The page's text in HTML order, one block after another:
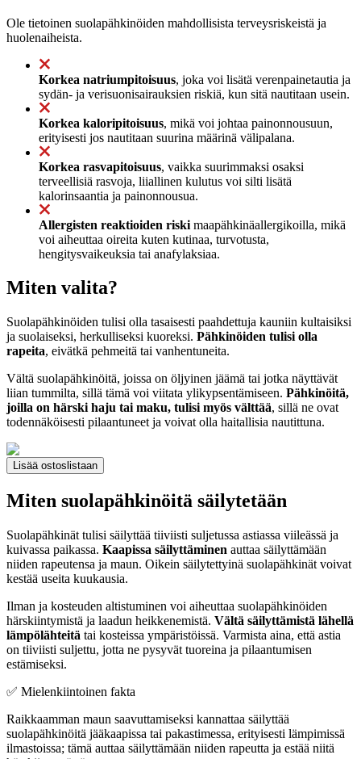
Ole tietoinen suolapähkinöiden mahdollisista terveysriskeistä ja
huolenaiheista.
Korkea natriumpitoisuus, joka voi lisätä verenpainetautia ja
sydän- ja verisuonisairauksien riskiä, kun sitä nautitaan usein.
Korkea kaloripitoisuus, mikä voi johtaa painonnousuun,
erityisesti jos nautitaan suurina määrinä välipalana.
Korkea rasvapitoisuus, vaikka suurimmaksi osaksi
terveellisiä rasvoja, liiallinen kulutus voi silti lisätä
kalorinsaantia ja painonnousua.
Allergisten reaktioiden riski maapähkinäallergikoilla, mikä
voi aiheuttaa oireita kuten kutinaa, turvotusta,
hengitysvaikeuksia tai anafylaksiaa.
Miten valita?
Suolapähkinöiden tulisi olla tasaisesti paahdettuja kauniin kultaisiksi
ja suolaiseksi, herkulliseksi kuoreksi. Pähkinöiden tulisi olla
rapeita, eivätkä pehmeitä tai vanhentuneita.
Vältä suolapähkinöitä, joissa on öljyinen jäämä tai jotka näyttävät
liian tummilta, sillä tämä voi viitata ylikypsentämiseen. Pähkinöitä,
joilla on härski haju tai maku, tulisi myös välttää, sillä ne ovat
todennäköisesti pilaantuneet ja voivat olla haitallisia nautittuna.
Lisää ostoslistaan
Miten suolapähkinöitä säilytetään
Suolapähkinät tulisi säilyttää tiiviisti suljetussa astiassa viileässä ja
kuivassa paikassa. Kaapissa säilyttäminen auttaa säilyttämään
niiden rapeutensa ja maun. Oikein säilytettyinä suolapähkinät voivat
kestää useita kuukausia.
Ilman ja kosteuden altistuminen voi aiheuttaa suolapähkinöiden
härskiintymistä ja laadun heikkenemistä. Vältä säilyttämistä lähellä
lämpölähteitä tai kosteissa ympäristöissä. Varmista aina, että astia
on tiiviisti suljettu, jotta ne pysyvät tuoreina ja pilaantumisen
estämiseksi.
✅ Mielenkiintoinen fakta
Raikkaamman maun saavuttamiseksi kannattaa säilyttää
suolapähkinöitä jääkaapissa tai pakastimessa, erityisesti lämpimissä
ilmastoissa; tämä auttaa säilyttämään niiden rapeutta ja estää niitä